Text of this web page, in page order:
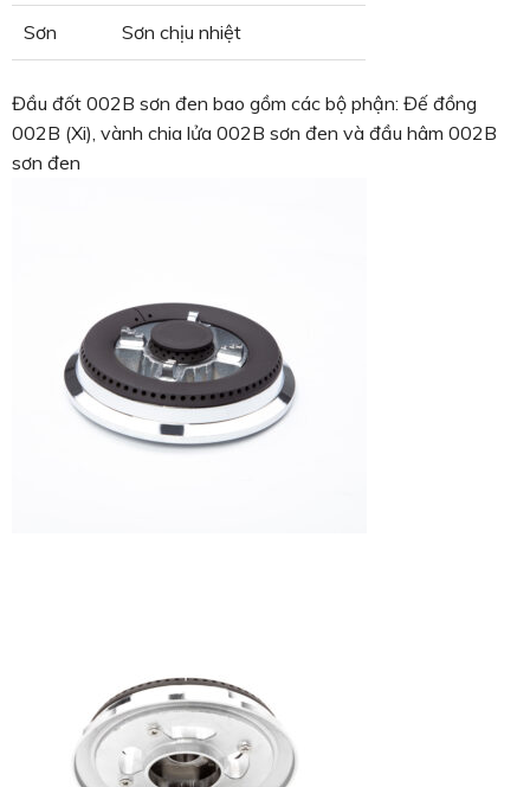
Sơn Sơn chịu nhiệt
Đầu đốt 002B sơn đen bao gồm các bộ phận: Đế đồng
002B (Xi), vành chia lửa 002B sơn đen và đầu hâm 002B
sơn đen